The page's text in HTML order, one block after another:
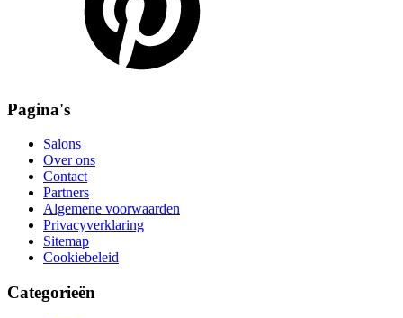
Pagina's
Salons
Over ons
Contact
Partners
Algemene voorwaarden
Privacyverklaring
Sitemap
Cookiebeleid
Categorieën